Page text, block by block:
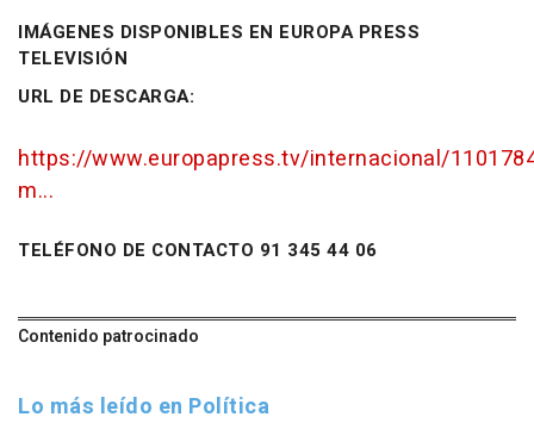
IMÁGENES DISPONIBLES EN EUROPA PRESS
TELEVISIÓN
URL DE DESCARGA:
https://www.europapress.tv/internacional/
m...
TELÉFONO DE CONTACTO 91 345 44 06
Contenido patrocinado
Lo más leído en Política